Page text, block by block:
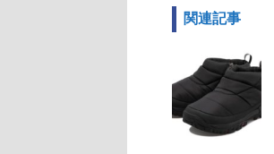
関連記事